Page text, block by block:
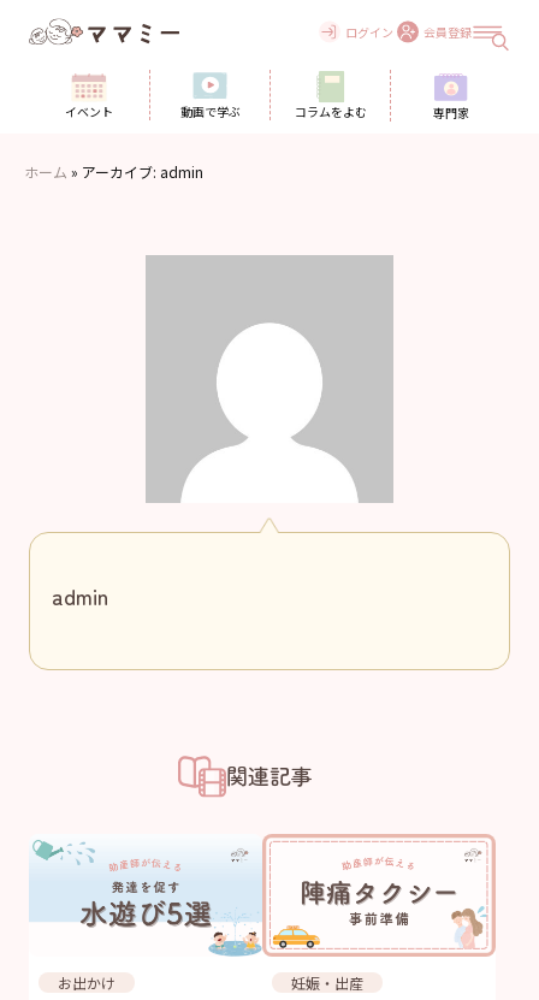
ログイン 会員登録
イベント 動画で学ぶ コラムをよむ 専門家
ホーム » アーカイブ: admin
admin
関連記事
お出かけ 妊娠・出産